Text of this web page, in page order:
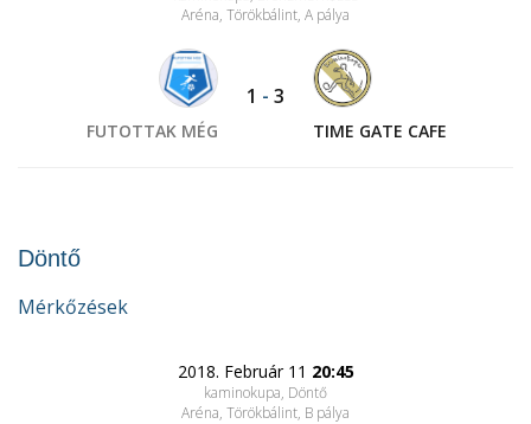
Aréna, Törökbálint, A pálya
FUTOTTAK MÉG
1 - 3
TIME GATE CAFE
Döntő
Mérkőzések
2018. Február 11 20:45
kaminokupa, Döntő
Aréna, Törökbálint, B pálya